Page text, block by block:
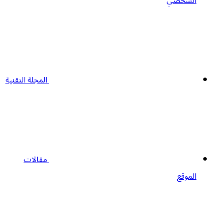
المجلة التقنية
مقالات
الموقع